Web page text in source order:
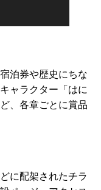
泊券や歴史にちな
ャラクター「はに
、各章ごとに賞品
に配架されたチラ